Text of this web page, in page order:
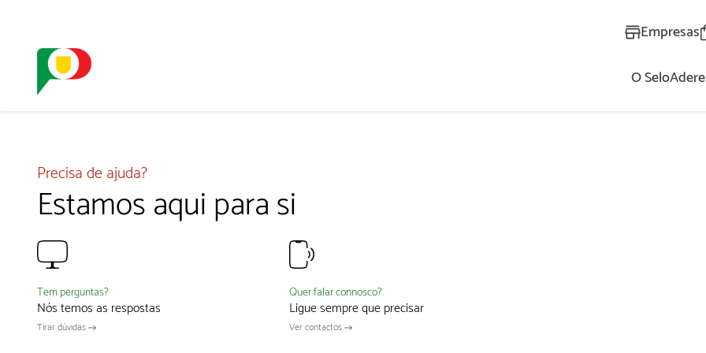
Empresas
O SeloAdere
Precisa de ajuda?
Estamos aqui para si
Tem perguntas?
Nós temos as respostas
Tirar dúvidas
Quer falar connosco?
Ligue sempre que precisar
Ver contactos